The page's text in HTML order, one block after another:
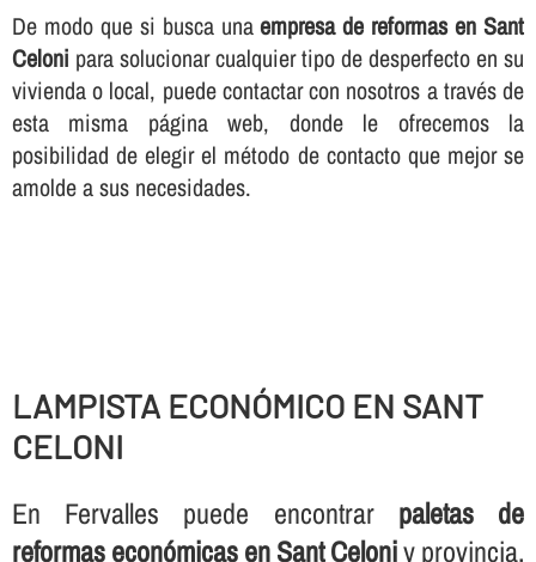
De modo que si busca unaempresa de reformas en Sant
Celoni para solucionar cualquier tipo de desperfecto en su
vivienda o local, puede contactar con nosotros a través de
esta misma página web, donde le ofrecemos la
posibilidad de elegir el método de contacto que mejor se
amolde a sus necesidades.
LAMPISTA ECONÓMICO EN SANT
CELONI
En Fervalles puede encontrar paletas de
reformas económicas en Sant Celoniy provincia.